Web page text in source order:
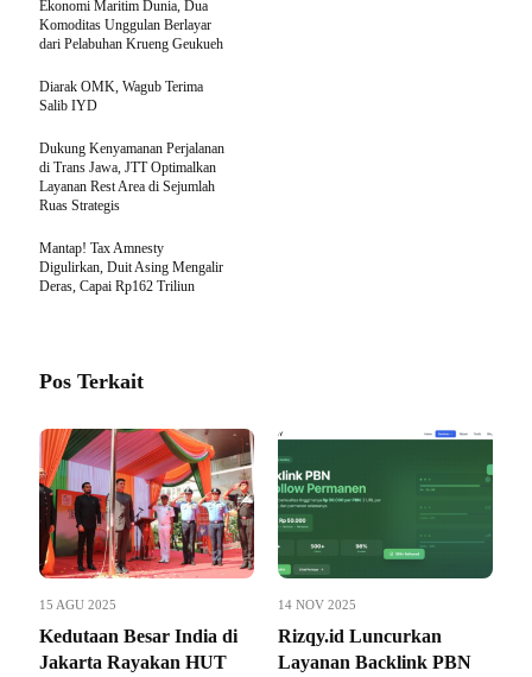
Ekonomi Maritim Dunia, Dua
Komoditas Unggulan Berlayar
dari Pelabuhan Krueng Geukueh
Diarak OMK, Wagub Terima
Salib IYD
Dukung Kenyamanan Perjalanan
di Trans Jawa, JTT Optimalkan
Layanan Rest Area di Sejumlah
Ruas Strategis
Mantap! Tax Amnesty
Digulirkan, Duit Asing Mengalir
Deras, Capai Rp162 Triliun
Pos Terkait
15 AGU 2025
Kedutaan Besar India di
Jakarta Rayakan HUT
14 NOV 2025
Rizqy.id Luncurkan
Layanan Backlink PBN